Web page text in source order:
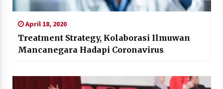
April 18, 2020
Treatment Strategy, Kolaborasi Ilmuwan
Mancanegara Hadapi Coronavirus